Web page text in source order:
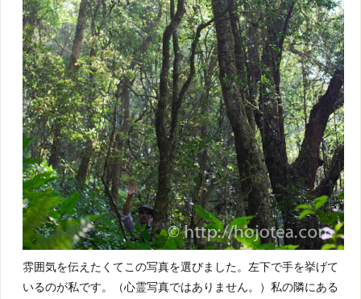
雰囲気を伝えたくてこの写真を選びました。左下で手を挙げて
いるのが私です。（心霊写真ではありません。）私の隣にある